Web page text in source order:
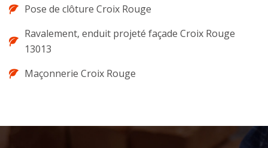
Pose de clôture Croix Rouge
Ravalement, enduit projeté façade Croix Rouge
13013
Maçonnerie Croix Rouge